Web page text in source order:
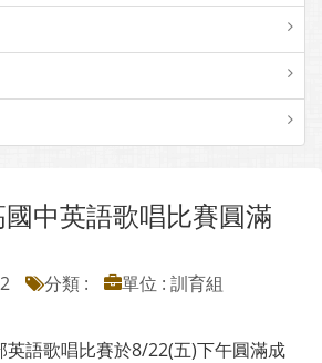
中英語歌唱比賽圓滿
分類 :
單位 : 訓育組
英語歌唱比賽於8/22(五)下午圓滿成